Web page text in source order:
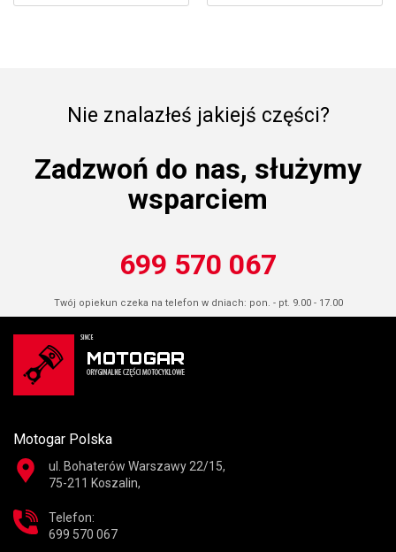
Nie znalazłeś jakiejś części?
Zadzwoń do nas, służymy
wsparciem
699 570 067
Twój opiekun czeka na telefon w dniach: pon. - pt. 9.00 - 17.00
Motogar Polska
ul. Bohaterów Warszawy 22/15,
75-211 Koszalin,
Telefon:
699 570 067